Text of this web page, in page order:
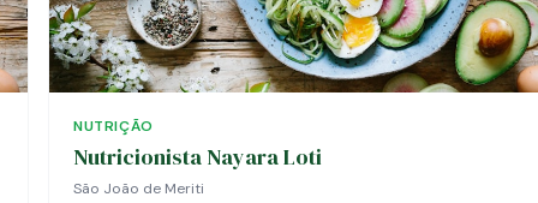
NUTRIÇÃO
Nutricionista Nayara Loti
São João de Meriti